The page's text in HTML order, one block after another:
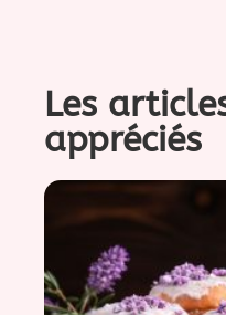
Les
appréciés